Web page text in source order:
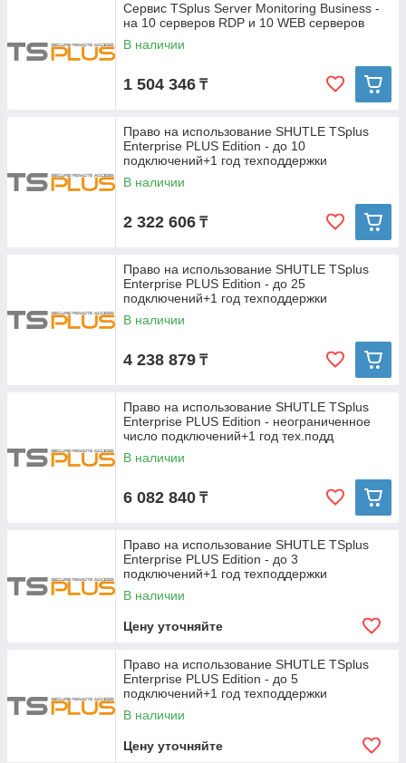
Сервис TSplus Server Monitoring Business -
на 10 серверов RDP и 10 WEB серверов
В наличии
1 504 346 ₸
Право на использование SHUTLE TSplus
Enterprise PLUS Edition - до 10
подключений+1 год техподдержки
В наличии
2 322 606 ₸
Право на использование SHUTLE TSplus
Enterprise PLUS Edition - до 25
подключений+1 год техподдержки
В наличии
4 238 879 ₸
Право на использование SHUTLE TSplus
Enterprise PLUS Edition - неограниченное
число подключений+1 год тех.подд
В наличии
6 082 840 ₸
Право на использование SHUTLE TSplus
Enterprise PLUS Edition - до 3
подключений+1 год техподдержки
В наличии
Цену уточняйте
Право на использование SHUTLE TSplus
Enterprise PLUS Edition - до 5
подключений+1 год техподдержки
В наличии
Цену уточняйте